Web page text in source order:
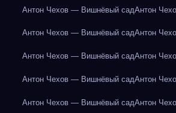
Антон Чехов — Вишнёвый садАнтон
Антон Чехов — Вишнёвый садАнтон
Антон Чехов — Вишнёвый садАнтон
Антон Чехов — Вишнёвый садАнтон
Антон Чехов — Вишнёвый садАнтон